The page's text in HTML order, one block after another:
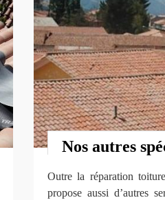
Nos autres
Outre la réparation
propose aussi d’autres